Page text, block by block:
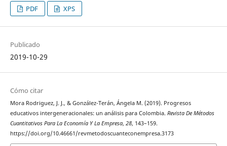
PDF XPS
Publicado
2019-10-29
Cómo citar
Mora Rodriguez, J. J., & González-Terán, Ángela M. (2019). Progresos
educativos intergeneracionales: un análisis para Colombia. Revista De Métodos
Cuantitativos Para La Economía Y La Empresa, 28, 143–159.
https://doi.org/10.46661/revmetodoscuanteconempresa.3173